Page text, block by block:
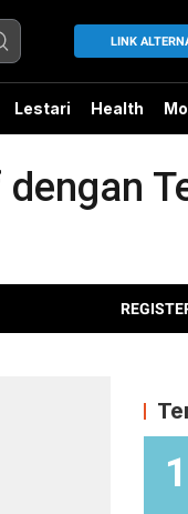
LINK
Lestari Health
1